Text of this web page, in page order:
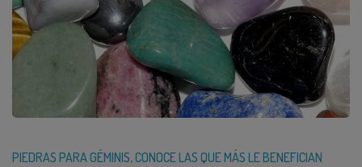
PIEDRAS PARA GÉMINIS, CONOCE LAS QUE MÁS LE BENEFICIAN